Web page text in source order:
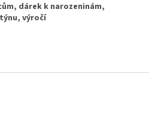
dárek k narozeninám,
výročí